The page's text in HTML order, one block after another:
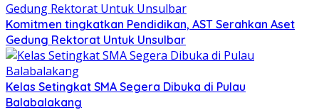
Komitmen tingkatkan Pendidikan, AST Serahkan Aset
Gedung Rektorat Untuk Unsulbar
Kelas Setingkat SMA Segera Dibuka di Pulau
Balabalakang